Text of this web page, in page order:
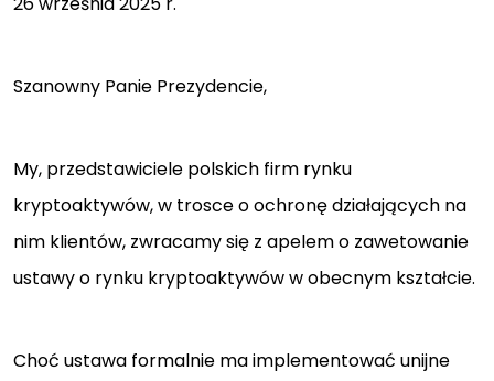
Szanowny Panie Prezydencie,
My, przedstawiciele polskich firm rynku
kryptoaktywów, w trosce o ochronę działających na
nim klientów, zwracamy się z apelem o zawetowanie
ustawy o rynku kryptoaktywów w obecnym kształcie.
Choć ustawa formalnie ma implementować unijne